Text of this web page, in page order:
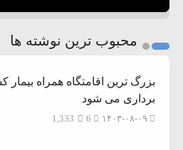
3
محبوب ترین نوشته ها
بزرگ ترین اقامتگاه همراه بیمار
برداری می شود
۱۴۰۳-۰۸-۰۹ 1,333